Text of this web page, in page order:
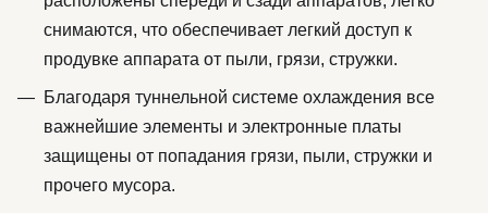
снимаются, что обеспечивает легкий доступ к
продувке аппарата от пыли, грязи, стружки.
Благодаря туннельной системе охлаждения все
важнейшие элементы и электронные платы
защищены от попадания грязи, пыли, стружки и
прочего мусора.